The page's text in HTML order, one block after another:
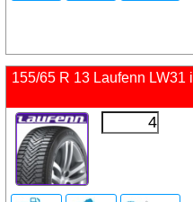
155/65 R 13 Laufenn LW31